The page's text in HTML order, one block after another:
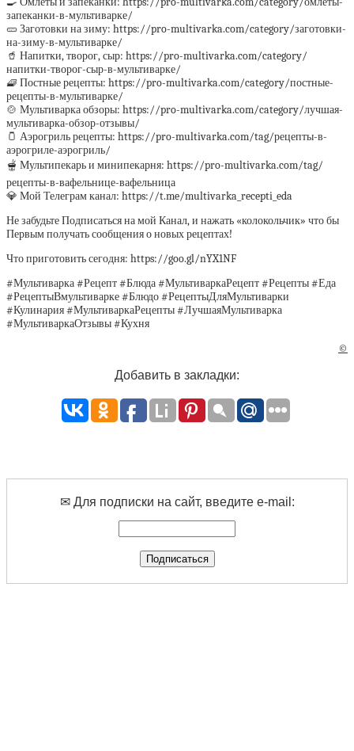
запеканки-в-мультиварке/
🥒 Заготовки на зиму: https://pro-multivarka.com/category/заготовки-
на-зиму-в-мультиварке/
🥤 Напитки, творог, сыр: https://pro-multivarka.com/category/
напитки-творог-сыр-в-мультиварке/
🧇 Постные рецепты: https://pro-multivarka.com/category/постные-
рецепты-в-мультиварке/
🍲 Мультиварка обзоры: https://pro-multivarka.com/category/лучшая-
мультиварка-обзор-отзывы/
🫙 Аэрогриль рецепты: https://pro-multivarka.com/tag/рецепты-в-
аэрогриле-аэрогриль/
🫕 Мультипекарь и минипекарня: https://pro-multivarka.com/tag/
рецепты-в-вафельнице-вафельница
💎 Мой Телеграм канал: https://t.me/multivarka_recepti_eda
Не забудьте Подписаться на мой Канал, и нажать «колокольчик» что бы
Первым получать сообщения о новых рецептах!
Что приготовить сегодня: https://goo.gl/nYX1NF
#Мультиварка #Рецепт #Блюда #МультиваркаРецепт #Рецепты #Еда
#РецептыВмультиварке #Блюдо #РецептыДляМультиварки
#Кулинария #МультиваркаРецепты #ЛучшаяМультиварка
#МультиваркаОтзывы #Кухня
©
Добавить в закладки:
✉ Для подписки на сайт, введите e-mail: